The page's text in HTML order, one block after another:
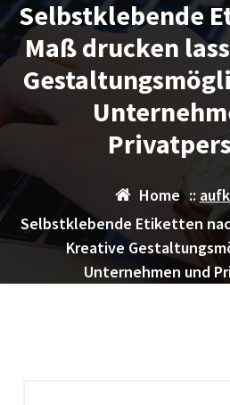
Selbstklebende
Maß drucken
Home ::
Selbstklebende Etiketten
Kreative
Unternehmen und